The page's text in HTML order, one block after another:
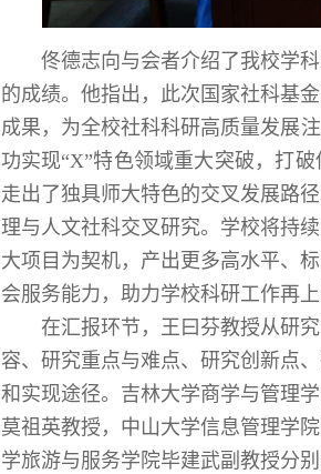
佟德志向与会者介绍了我校学
的成绩。他指出，此次国家社科基
成果，为全校社科科研高质量发展
功实现“X”特色领域重大突破，打
走出了独具师大特色的交叉发展路
理与人文社科交叉研究。学校将持
大项目为契机，产出更多高水平、
会服务能力，助力学校科研工作再上
在汇报环节，王曰芬教授从研
容、研究重点与难点、研究创新点
和实现途径。吉林大学商学与管理
莫祖英教授，中山大学信息管理学
学旅游与服务学院毕建武副教授分